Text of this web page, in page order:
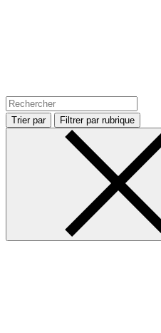
Trier par Filtrer par rubrique